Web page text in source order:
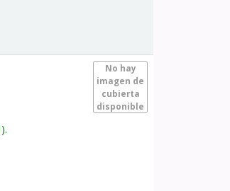
No hay
imagen de
cubierta
disponible